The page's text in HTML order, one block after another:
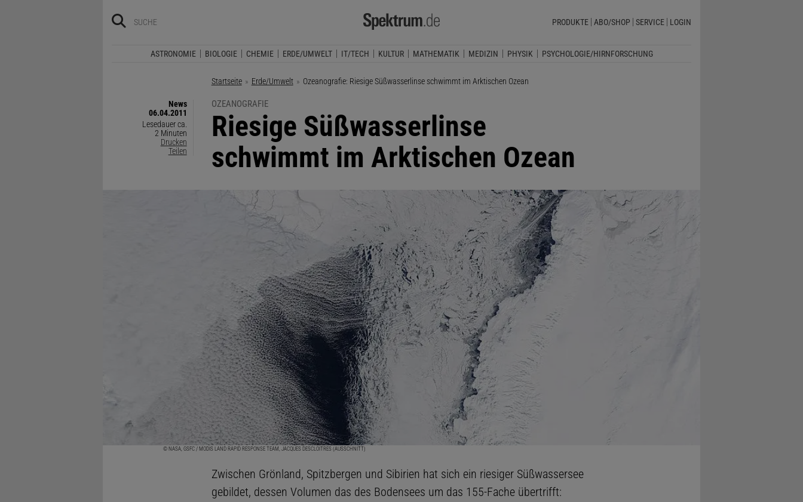
PRODUKTE ABO/SHOP SERVICE LOGIN
ASTRONOMIE BIOLOGIE CHEMIE ERDE/UMWELT IT/TECH KULTUR MATHEMATIK MEDIZIN PHYSIK PSYCHOLOGIE/HIRNFORSCHUNG
Startseite Erde/Umwelt Aktuelle Seite:
Ozeanografie: Riesige Süßwasserlinse schwimmt im Arktischen Ozean
News
06.04.2011
Lesedauer ca.
2 Minuten
Drucken
Teilen
OZEANOGRAFIE
:
Riesige Süßwasserlinse
schwimmt im Arktischen Ozean
© NASA, GSFC / MODIS LAND RAPID RESPONSE TEAM, JACQUES DESCLOITRES (AUSSCHNITT)
Zwischen Grönland, Spitzbergen und Sibirien hat sich ein riesiger Süßwassersee
gebildet, dessen Volumen das des Bodensees um das 155-Fache übertrifft: